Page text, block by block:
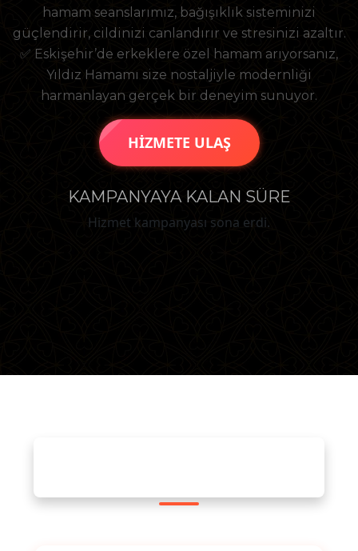
hamam seanslarımız, bağışıklık sisteminizi
güçlendirir, cildinizi canlandırır ve stresinizi azaltır.
✅ Eskişehir’de erkeklere özel hamam arıyorsanız,
Yıldız Hamamı size nostaljiyle modernliği
harmanlayan gerçek bir deneyim sunuyor.
HİZMETE ULAŞ
KAMPANYAYA KALAN SÜRE
Hizmet kampanyası sona erdi.